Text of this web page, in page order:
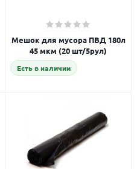
Мешок для мусора ПВД 180л
45 мкм (20 шт/5рул)
Есть в наличии